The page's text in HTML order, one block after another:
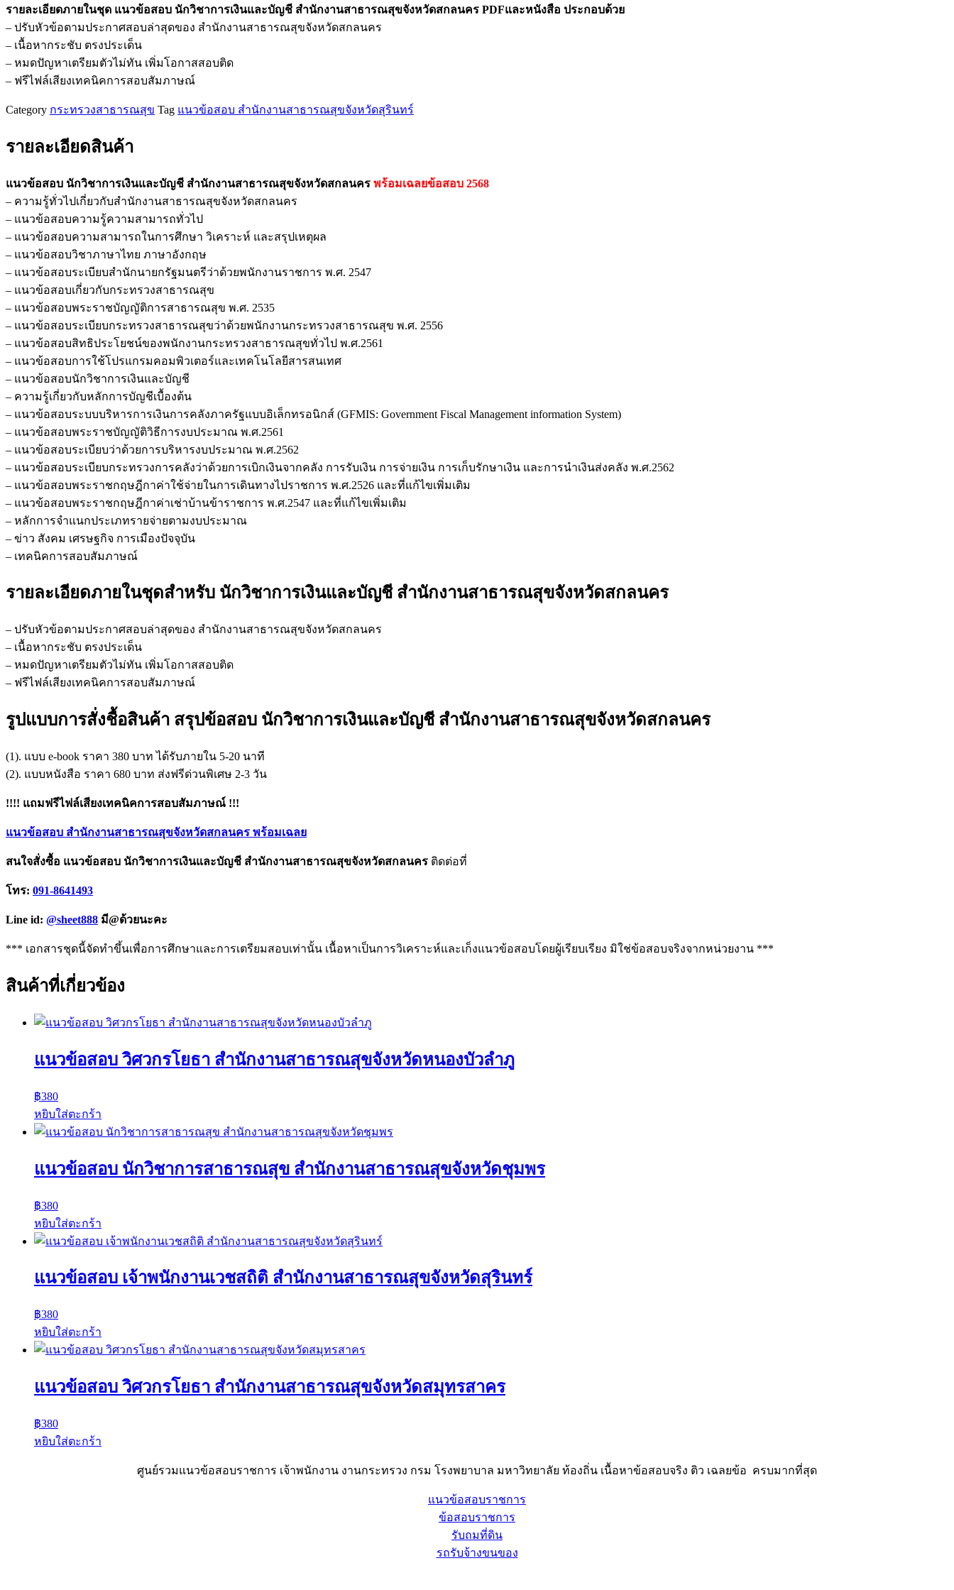
นัก
วิชาการ
เงิน
และ
บัญชี
สำนักงาน
จังหวัด
รายละเอียดภายในชุด แนวข้อสอบ นักวิชาการเงินและบัญชี สำนักงานสาธารณสุขจังหวัดสกลนคร PDFและหนังสือ ประกอบด้วย
– ปรับหัวข้อตามประกาศสอบล่าสุดของ สำนักงานสาธารณสุขจังหวัดสกลนคร
– เนื้อหากระชับ ตรงประเด็น
– หมดปัญหาเตรียมตัวไม่ทัน เพิ่มโอกาสสอบติด
– ฟรีไฟล์เสียงเทคนิคการสอบสัมภาษณ์
Category กระทรวงสาธารณสุข Tag แนวข้อสอบ สำนักงานสาธารณสุขจังหวัดสุรินทร์
รายละเอียดสินค้า
แนวข้อสอบ นักวิชาการเงินและบัญชี สำนักงานสาธารณสุขจังหวัดสกลนคร พร้อมเฉลยข้อสอบ 2568
– ความรู้ทั่วไปเกี่ยวกับสำนักงานสาธารณสุขจังหวัดสกลนคร
– แนวข้อสอบความรู้ความสามารถทั่วไป
– แนวข้อสอบความสามารถในการศึกษา วิเคราะห์ และสรุปเหตุผล
– แนวข้อสอบวิชาภาษาไทย ภาษาอังกฤษ
– แนวข้อสอบระเบียบสำนักนายกรัฐมนตรีว่าด้วยพนักงานราชการ พ.ศ. 2547
– แนวข้อสอบเกี่ยวกับกระทรวงสาธารณสุข
– แนวข้อสอบพระราชบัญญัติการสาธารณสุข พ.ศ. 2535
– แนวข้อสอบระเบียบกระทรวงสาธารณสุขว่าด้วยพนักงานกระทรวงสาธารณสุข พ.ศ. 2556
– แนวข้อสอบสิทธิประโยชน์ของพนักงานกระทรวงสาธารณสุขทั่วไป พ.ศ.2561
– แนวข้อสอบการใช้โปรแกรมคอมพิวเตอร์และเทคโนโลยีสารสนเทศ
– แนวข้อสอบนักวิชาการเงินและบัญชี
– ความรู้เกี่ยวกับหลักการบัญชีเบื้องต้น
– แนวข้อสอบระบบบริหารการเงินการคลังภาครัฐแบบอิเล็กทรอนิกส์ (GFMIS: Government Fiscal Management information System)
– แนวข้อสอบพระราชบัญญัติวิธีการงบประมาณ พ.ศ.2561
– แนวข้อสอบระเบียบว่าด้วยการบริหารงบประมาณ พ.ศ.2562
– แนวข้อสอบระเบียบกระทรวงการคลังว่าด้วยการเบิกเงินจากคลัง การรับเงิน การจ่ายเงิน การเก็บรักษาเงิน และการนำเงินส่งคลัง พ.ศ.2562
– แนวข้อสอบพระราชกฤษฎีกาค่าใช้จ่ายในการเดินทางไปราชการ พ.ศ.2526 และที่แก้ไขเพิ่มเติม
– แนวข้อสอบพระราชกฤษฎีกาค่าเช่าบ้านข้าราชการ พ.ศ.2547 และที่แก้ไขเพิ่มเติม
– หลักการจำแนกประเภทรายจ่ายตามงบประมาณ
– ข่าว สังคม เศรษฐกิจ การเมืองปัจจุบัน
– เทคนิคการสอบสัมภาษณ์
รายละเอียดภายในชุดสำหรับ นักวิชาการเงินและบัญชี สำนักงานสาธารณสุขจังหวัดสกลนคร
– ปรับหัวข้อตามประกาศสอบล่าสุดของ สำนักงานสาธารณสุขจังหวัดสกลนคร
– เนื้อหากระชับ ตรงประเด็น
– หมดปัญหาเตรียมตัวไม่ทัน เพิ่มโอกาสสอบติด
– ฟรีไฟล์เสียงเทคนิคการสอบสัมภาษณ์
รูปแบบการสั่งชื้อสินค้า สรุปข้อสอบ นักวิชาการเงินและบัญชี สำนักงานสาธารณสุขจังหวัดสกลนคร
(1). แบบ e-book ราคา 380 บาท ได้รับภายใน 5-20 นาที
(2). แบบหนังสือ ราคา 680 บาท ส่งฟรีด่วนพิเศษ 2-3 วัน
!!!! แถมฟรีไฟล์เสียงเทคนิคการสอบสัมภาษณ์ !!!
แนวข้อสอบ สำนักงานสาธารณสุขจังหวัดสกลนคร พร้อมเฉลย
สนใจสั่งซื้อ แนวข้อสอบ นักวิชาการเงินและบัญชี สำนักงานสาธารณสุขจังหวัดสกลนคร ติดต่อที่
โทร: 091-8641493
Line id: @sheet888 มี@ด้วยนะคะ
*** เอกสารชุดนี้จัดทำขึ้นเพื่อการศึกษาและการเตรียมสอบเท่านั้น เนื้อหาเป็นการวิเคราะห์และเก็งแนวข้อสอบโดยผู้เรียบเรียง มิใช่ข้อสอบจริงจากหน่วยงาน ***
สินค้าที่เกี่ยวข้อง
แนวข้อสอบ วิศวกรโยธา สำนักงานสาธารณสุขจังหวัดหนองบัวลำภู
฿380
หยิบใส่ตะกร้า
แนวข้อสอบ นักวิชาการสาธารณสุข สำนักงานสาธารณสุขจังหวัดชุมพร
฿380
หยิบใส่ตะกร้า
แนวข้อสอบ เจ้าพนักงานเวชสถิติ สำนักงานสาธารณสุขจังหวัดสุรินทร์
฿380
หยิบใส่ตะกร้า
แนวข้อสอบ วิศวกรโยธา สำนักงานสาธารณสุขจังหวัดสมุทรสาคร
฿380
หยิบใส่ตะกร้า
ศูนย์รวมแนวข้อสอบราชการ เจ้าพนักงาน งานกระทรวง กรม โรงพยาบาล มหาวิทยาลัย ท้องถิ่น เนื้อหาข้อสอบจริง ติว เฉลยข้อ ครบมากที่สุด
แนวข้อสอบราชการ
ข้อสอบราชการ
รับถมที่ดิน
รถรับจ้างขนของ